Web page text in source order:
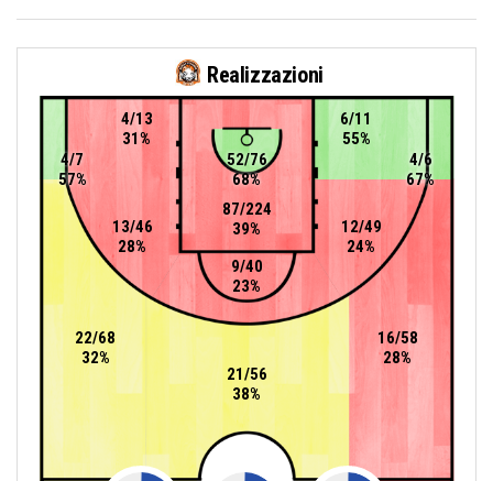
Realizzazioni
9/40
23%
13/46
28%
4/13
31%
12/49
24%
6/11
55%
87/224
39%
52/76
68%
21/56
38%
22/68
32%
4/7
57%
16/58
28%
4/6
67%